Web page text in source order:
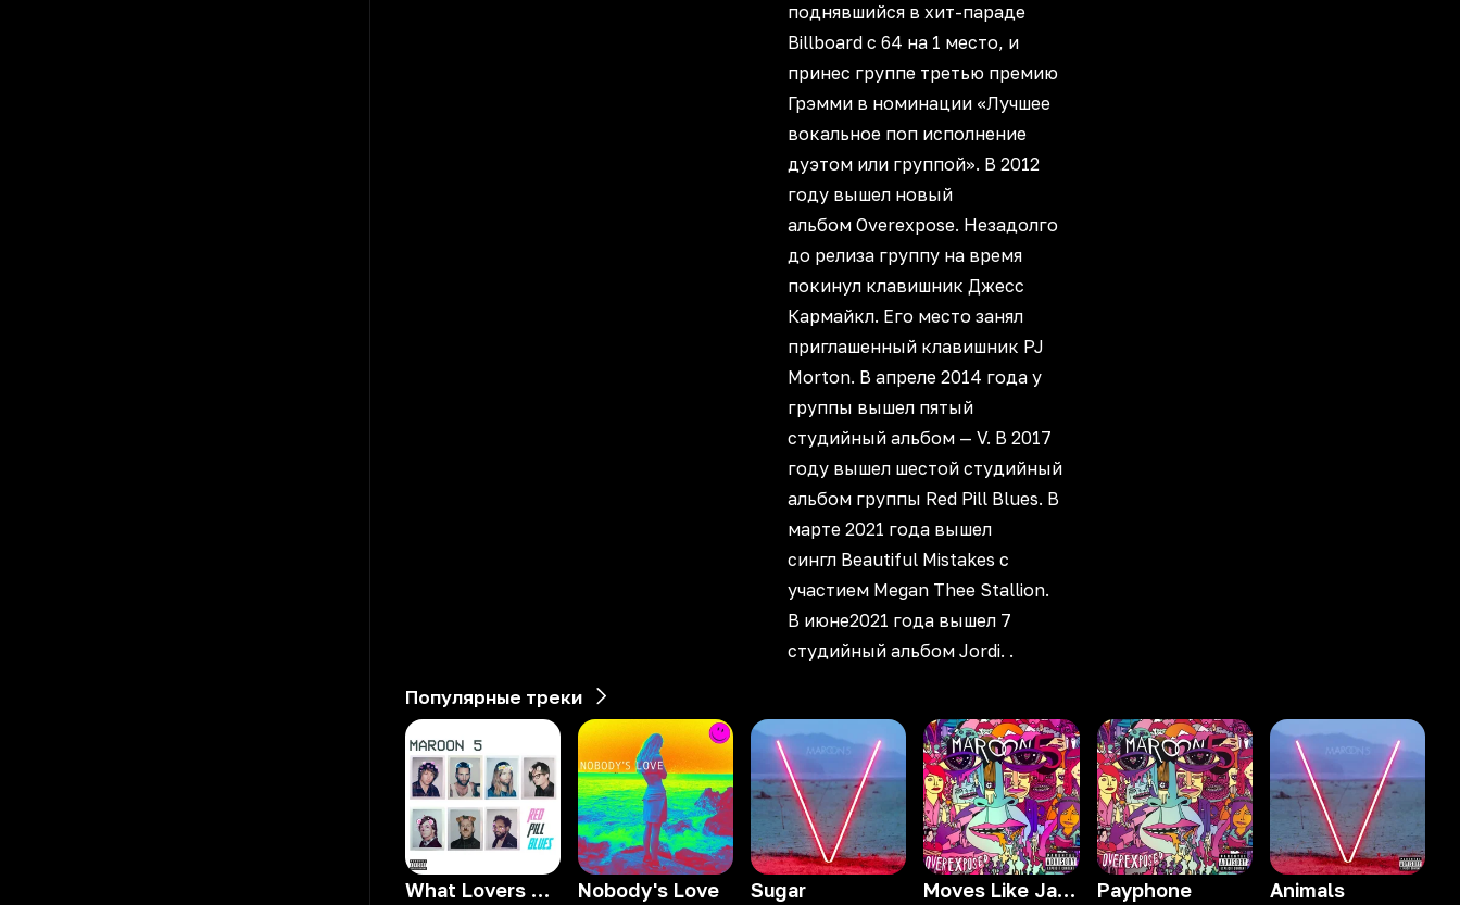
поднявшийся в хит-параде
Billboard с 64 на 1 место, и
принес группе третью премию
Грэмми в номинации «Лучшее
вокальное поп исполнение
дуэтом или группой». В 2012
году вышел новый
альбом Overexpose. Незадолго
до релиза группу на время
покинул клавишник Джесc
Кармайкл. Его место занял
приглашенный клавишник PJ
Morton. В апреле 2014 года у
группы вышел пятый
студийный альбом — V. В 2017
году вышел шестой студийный
альбом группы Red Pill Blues. В
марте 2021 года вышел
сингл Beautiful Mistakes с
участием Megan Thee Stallion.
В июне2021 года вышел 7
студийный альбом Jordi. .
Популярные треки
What Lovers Do (feat. SZA) Nobody's Love Sugar Moves Like Jagger Payphone Animals